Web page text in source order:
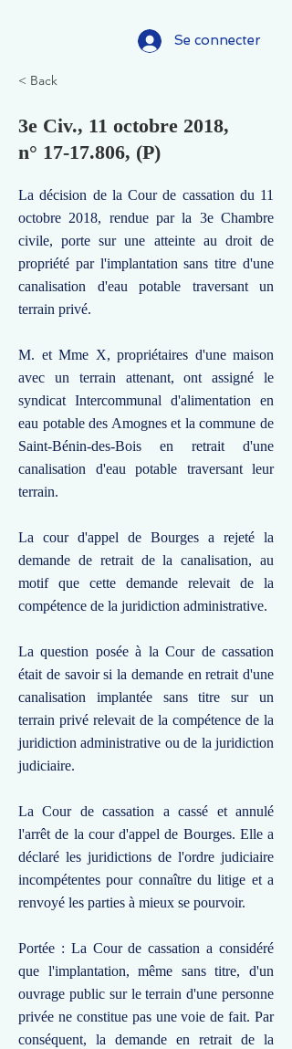
Se connecter
< Back
3e Civ., 11 octobre 2018,
n° 17-17.806, (P)
La décision de la Cour de cassation du 11
octobre 2018, rendue par la 3e Chambre
civile, porte sur une atteinte au droit de
propriété par l'implantation sans titre d'une
canalisation d'eau potable traversant un
terrain privé.
M. et Mme X, propriétaires d'une maison
avec un terrain attenant, ont assigné le
syndicat Intercommunal d'alimentation en
eau potable des Amognes et la commune de
Saint-Bénin-des-Bois en retrait d'une
canalisation d'eau potable traversant leur
terrain.
La cour d'appel de Bourges a rejeté la
demande de retrait de la canalisation, au
motif que cette demande relevait de la
compétence de la juridiction administrative.
La question posée à la Cour de cassation
était de savoir si la demande en retrait d'une
canalisation implantée sans titre sur un
terrain privé relevait de la compétence de la
juridiction administrative ou de la juridiction
judiciaire.
La Cour de cassation a cassé et annulé
l'arrêt de la cour d'appel de Bourges. Elle a
déclaré les juridictions de l'ordre judiciaire
incompétentes pour connaître du litige et a
renvoyé les parties à mieux se pourvoir.
Portée : La Cour de cassation a considéré
que l'implantation, même sans titre, d'un
ouvrage public sur le terrain d'une personne
privée ne constitue pas une voie de fait. Par
conséquent, la demande en retrait de la